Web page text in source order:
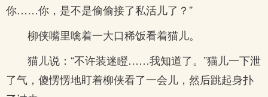
你……你，是不是偷偷接了私活儿了？”
柳侠嘴里噙着一大口稀饭看着猫儿。
猫儿说：“不许装迷瞪……我知道了。”猫儿一下泄
了气，傻愣愣地盯着柳侠看了一会儿，然后跳起身扑